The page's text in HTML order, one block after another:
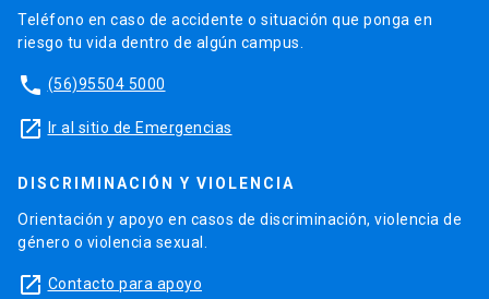
Teléfono en caso de accidente o situación que ponga en
riesgo tu vida dentro de algún campus.
phone (56)95504 5000
launch Ir al sitio de Emergencias
DISCRIMINACIÓN Y VIOLENCIA
Orientación y apoyo en casos de discriminación, violencia de
género o violencia sexual.
launch Contacto para apoyo